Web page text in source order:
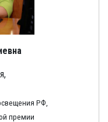
РФ,
премии